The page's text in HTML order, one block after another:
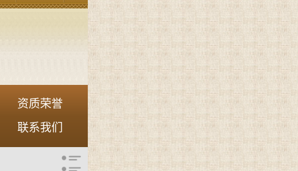
资质荣誉
联系我们